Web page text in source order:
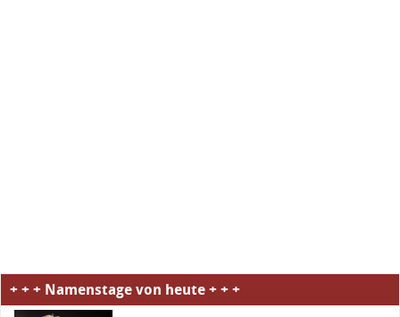
+ + + Namenstage von heute + + +